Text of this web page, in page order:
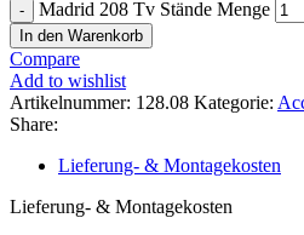
Madrid 208 Tv Stände Menge
In den Warenkorb
Compare
Add to wishlist
Artikelnummer: 128.08 Kategorie:
Share:
Lieferung- & Montagekosten
Lieferung- & Montagekosten